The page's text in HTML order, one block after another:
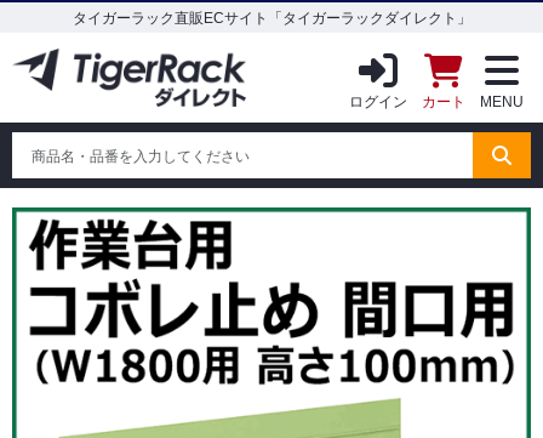
タイガーラック直販ECサイト「タイガーラックダイレクト」
ログイン カート MENU